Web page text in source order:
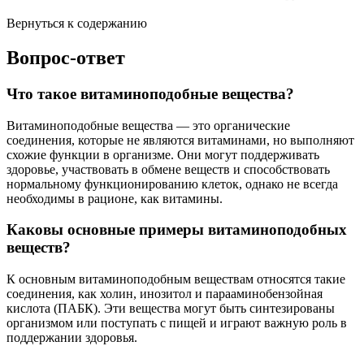
Вернуться к содержанию
Вопрос-ответ
Что такое витаминоподобные вещества?
Витаминоподобные вещества — это органические
соединения, которые не являются витаминами, но выполняют
схожие функции в организме. Они могут поддерживать
здоровье, участвовать в обмене веществ и способствовать
нормальному функционированию клеток, однако не всегда
необходимы в рационе, как витамины.
Каковы основные примеры витаминоподобных
веществ?
К основным витаминоподобным веществам относятся такие
соединения, как холин, инозитол и парааминобензойная
кислота (ПАБК). Эти вещества могут быть синтезированы
организмом или поступать с пищей и играют важную роль в
поддержании здоровья.